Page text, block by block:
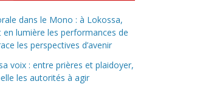
dans le Mono : à Lokossa,
en lumière les performances de
les perspectives d’avenir
voix : entre prières et plaidoyer,
les autorités à agir